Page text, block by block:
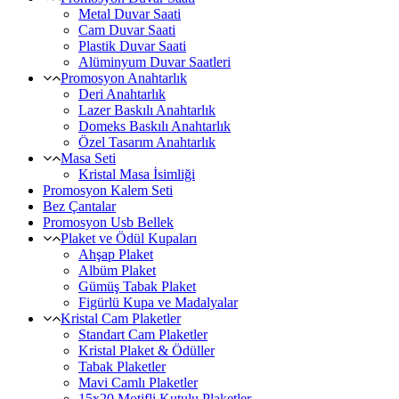
Metal Duvar Saati
Cam Duvar Saati
Plastik Duvar Saati
Alüminyum Duvar Saatleri
Promosyon Anahtarlık
Deri Anahtarlık
Lazer Baskılı Anahtarlık
Domeks Baskılı Anahtarlık
Özel Tasarım Anahtarlık
Masa Seti
Kristal Masa İsimliği
Promosyon Kalem Seti
Bez Çantalar
Promosyon Usb Bellek
Plaket ve Ödül Kupaları
Ahşap Plaket
Albüm Plaket
Gümüş Tabak Plaket
Figürlü Kupa ve Madalyalar
Kristal Cam Plaketler
Standart Cam Plaketler
Kristal Plaket & Ödüller
Tabak Plaketler
Mavi Camlı Plaketler